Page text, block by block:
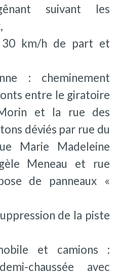
suivant les
30 km/h de part et
: cheminement
entre le giratoire
et la rue des
déviés par rue du
Marie Madeleine
Meneau et rue
de panneaux «
de la piste
et camions :
chaussée avec